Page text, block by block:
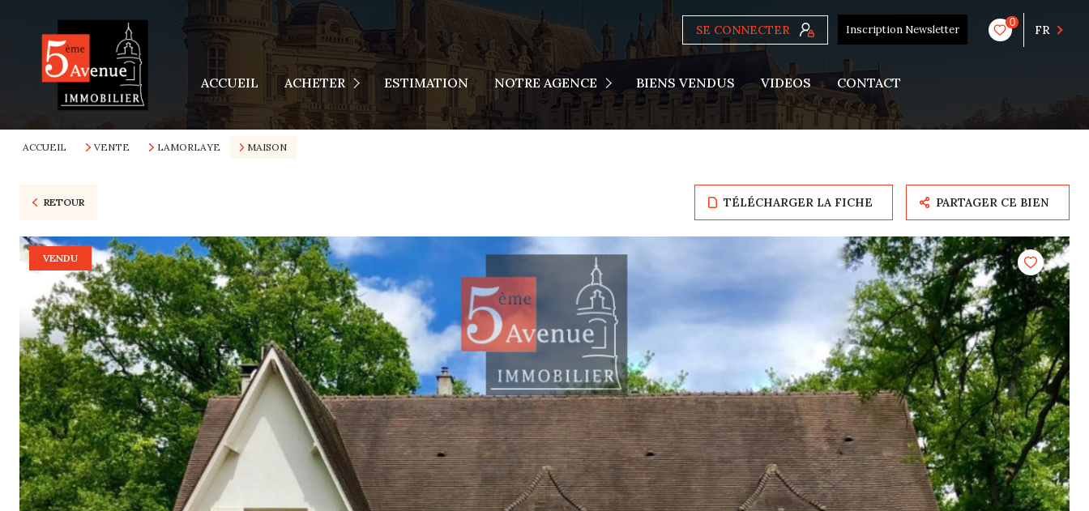
SE CONNECTER Inscription Newsletter
0
FR
ACCUEIL ACHETER
Appartements
Maisons
Terrains
Autres Biens
ESTIMATION NOTRE AGENCE
Actualités
Nous Rejoindre
BIENS VENDUS VIDEOS CONTACT
ACCUEIL VENTE LAMORLAYE MAISON
RETOUR TÉLÉCHARGER LA FICHE PARTAGER CE BIEN
VENDU